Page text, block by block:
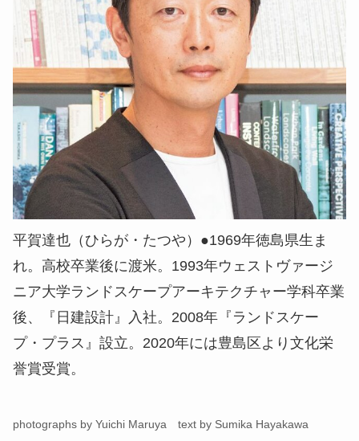
平賀達也（ひらが・たつや）●1969年徳島県生ま
れ。高校卒業後に渡米。1993年ウェストヴァージ
ニア大学ランドスケープアーキテクチャー学科卒業
後、『日建設計』入社。2008年『ランドスケー
プ・プラス』設立。2020年には豊島区より文化栄
誉賞受賞。
photographs by Yuichi Maruya text by Sumika Hayakawa